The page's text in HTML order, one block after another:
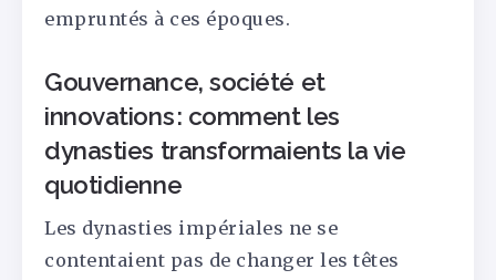
empruntés à ces époques.
Gouvernance, société et
innovations : comment les
dynasties transformaients la vie
quotidienne
Les dynasties impériales ne se
contentaient pas de changer les têtes